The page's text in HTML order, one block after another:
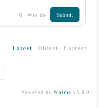
0 Words Submit
Latest Oldest Hottest
Powered byWaline v3.8.0